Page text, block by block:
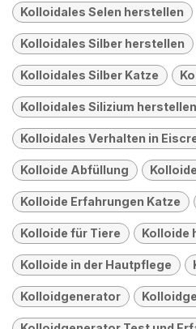
Kolloidales Selen herstellen
Kolloidales Silber herstellen
Kolloidales Silber Katze
Kolloidales Silizium herstellen
Kolloidales Verhalten in
Kolloide Abfüllung
Kolloide Erfahrungen Katze
Kolloide für Tiere Kolloide
Kolloide in der Hautpflege
Kolloidgenerator